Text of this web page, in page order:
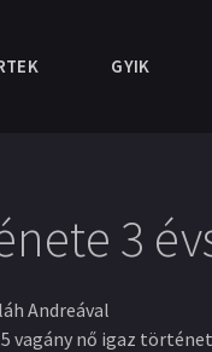
GYIK
3
Andreával
vagány nő igaz